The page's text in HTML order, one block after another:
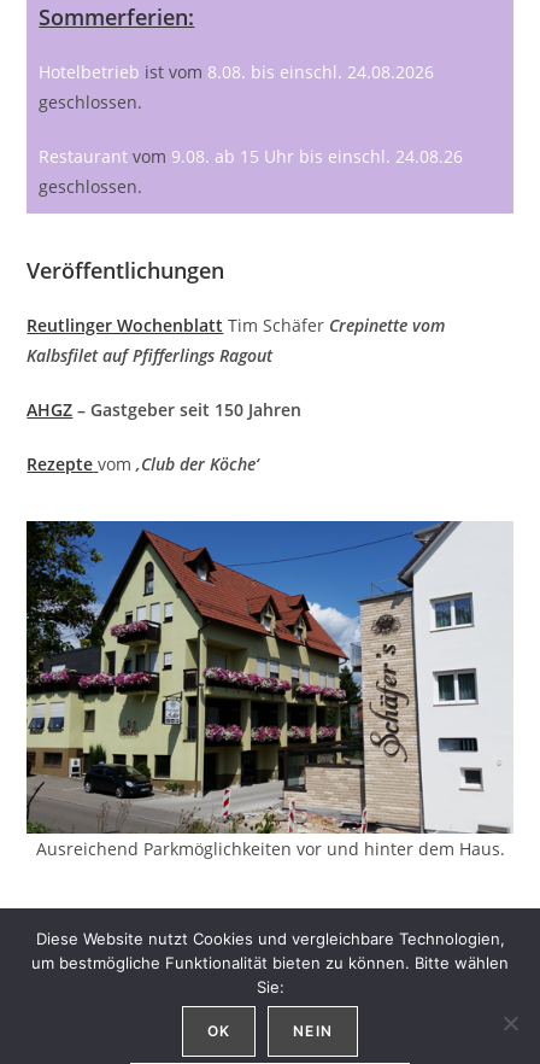
Sommerferien:
Hotelbetrieb ist vom 8.08. bis einschl. 24.08.2026
geschlossen.
Restaurantvom 9.08. ab 15 Uhr bis einschl. 24.08.26
geschlossen.
Veröffentlichungen
Reutlinger Wochenblatt Tim Schäfer Crepinette vom
Kalbsfilet auf Pfifferlings Ragout
AHGZ – Gastgeber seit 150 Jahren
Rezepte vom‚Club der Köche‘
Ausreichend Parkmöglichkeiten vor und hinter dem Haus.
Diese Website nutzt Cookies und vergleichbare Technologien,
um bestmögliche Funktionalität bieten zu können. Bitte wählen
Sie:
OK NEIN